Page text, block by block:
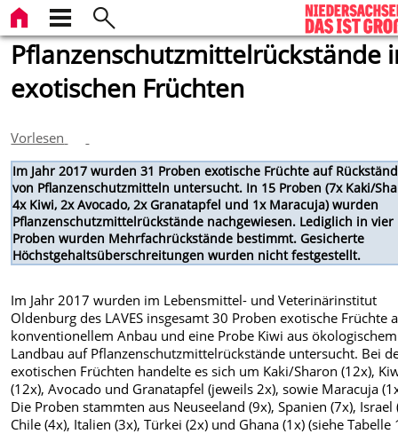
Pflanzenschutzmittelrückstände
exotischen Früchten
Vorlesen
Im Jahr 2017 wurden 31 Proben exotische Früchte auf
von Pflanzenschutzmitteln untersucht. In 15 Proben (7x Kaki/
4x Kiwi, 2x Avocado, 2x Granatapfel und 1x Maracuja) wurden
Pflanzenschutzmittelrückstände nachgewiesen. Lediglich in vier
Proben wurden Mehrfachrückstände bestimmt. Gesicherte
Höchstgehaltsüberschreitungen wurden nicht festgestellt.
Im Jahr 2017 wurden im Lebensmittel- und Veterinärinstitut
Oldenburg des LAVES insgesamt 30 Proben exotische Früchte
konventionellem Anbau und eine Probe Kiwi aus ökologischem
Landbau auf Pflanzenschutzmittelrückstände untersucht. Bei
exotischen Früchten handelte es sich um Kaki/Sharon (12x),
(12x), Avocado und Granatapfel (jeweils 2x), sowie Maracuja
Die Proben stammten aus Neuseeland (9x), Spanien (7x), Israel
Chile (4x), Italien (3x), Türkei (2x) und Ghana (1x) (siehe Tabelle